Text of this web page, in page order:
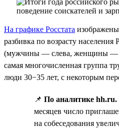
На графике Росстата
разбивка по возрасту
(мужчины — слева, женщины —
самая многочисленная группа
люди 30−35 лет, с некоторым
📌 По аналитике hh.ru.
месяцев число
на собеседования